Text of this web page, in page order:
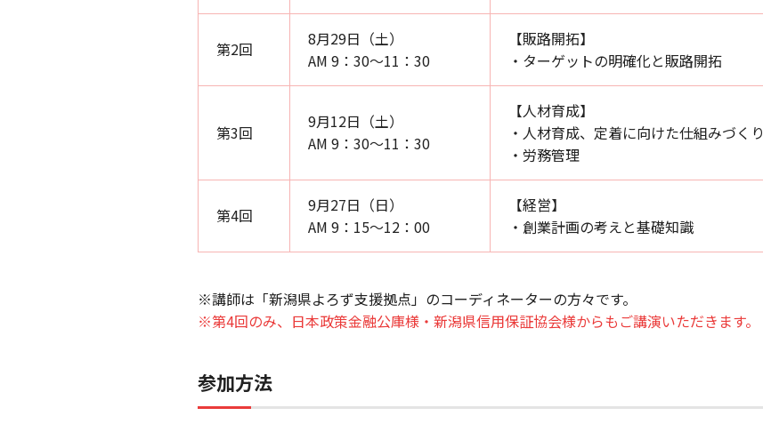
第2回
8月29日（土）
AM 9：30～11：30
【販路開拓】
・ターゲットの明確化と販路開拓
第3回
9月12日（土）
AM 9：30～11：30
【人材育成】
・人材育成、定着に向けた仕組みづくり
・労務管理
第4回
9月27日（日）
AM 9：15～12：00
【経営】
・創業計画の考えと基礎知識
※講師は「新潟県よろず支援拠点」のコーディネーターの方々です。
※第4回のみ、日本政策金融公庫様・新潟県信用保証協会様からもご講演いただきます。
参加方法